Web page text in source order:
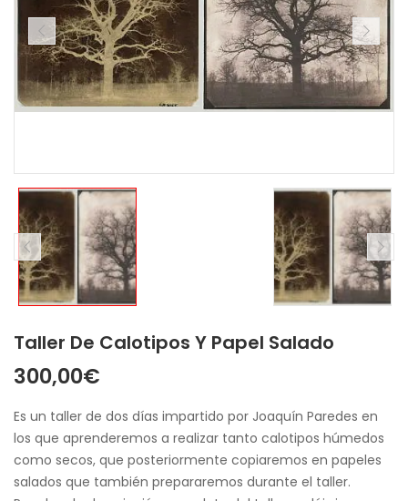
Taller De Calotipos Y Papel Salado
300,00€
Es un taller de dos días impartido por Joaquín Paredes en
los que aprenderemos a realizar tanto calotipos húmedos
como secos, que posteriormente copiaremos en papeles
salados que también prepararemos durante el taller.